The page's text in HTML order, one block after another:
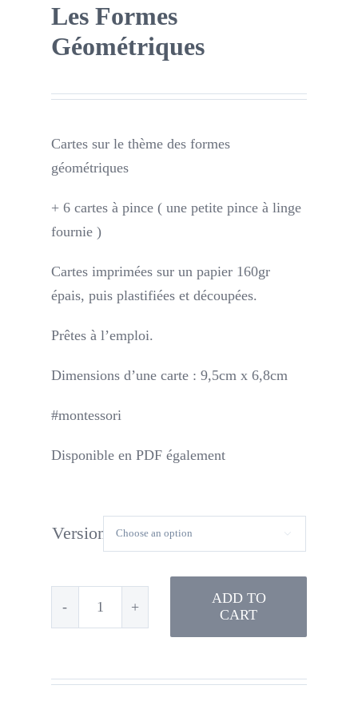
Les Formes
Géométriques
Cartes sur le thème des formes
géométriques
+ 6 cartes à pince ( une petite pince à linge
fournie )
Cartes imprimées sur un papier 160gr
épais, puis plastifiées et découpées.
Prêtes à l’emploi.
Dimensions d’une carte : 9,5cm x 6,8cm
#montessori
Disponible en PDF également
Version 
géométriques
ADD TO
CART